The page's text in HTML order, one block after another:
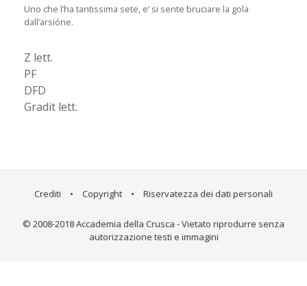
Uno che l’ha tantissima sete, e’ si sente bruciare la gola
dall’arsióne.
Z lett.
PF
DFD
Gradit lett.
Crediti • Copyright • Riservatezza dei dati personali
© 2008-2018 Accademia della Crusca - Vietato riprodurre senza
autorizzazione testi e immagini